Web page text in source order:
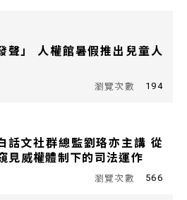
聲」 人權館暑假推出兒童人
194
話文社群總監劉珞亦主講 從
見威權體制下的司法運作
566